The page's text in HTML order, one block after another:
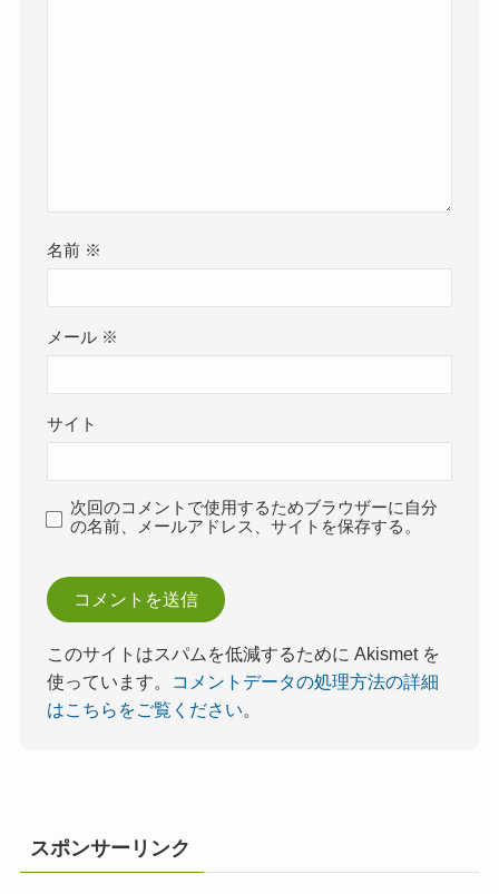
名前 ※
メール ※
サイト
次回のコメントで使用するためブラウザーに自分
の名前、メールアドレス、サイトを保存する。
このサイトはスパムを低減するために Akismet を
使っています。
コメントデータの処理方法の詳細
はこちらをご覧ください。
スポンサーリンク